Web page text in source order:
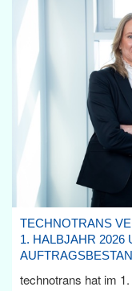
TECHNOTRANS
1. HALBJAHR 2026
technotrans hat im